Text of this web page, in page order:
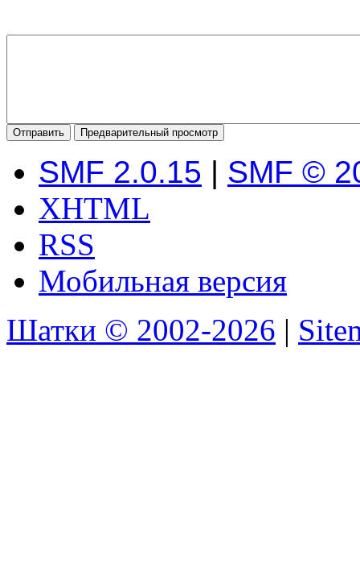
SMF 2.0.15 | SMF ©
XHTML
RSS
Мобильная версия
Шатки © 2002-2026 |